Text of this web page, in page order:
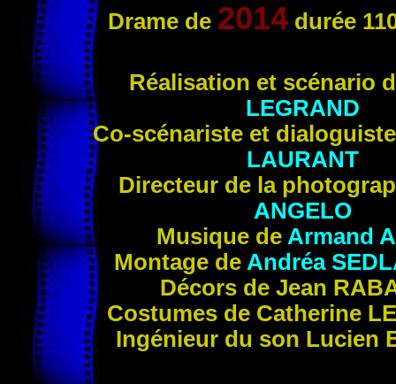
Drame de 2014 durée
Réal isation et scénario
LEGRAND
Co-scénariste et
LAURANT
Directeur de la
ANGELO
Musique de Armand
Montage de Andréa
Décors de Jean
Costumes de Catherine
Ingénieur du son Lucien